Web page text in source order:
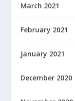
March 2021
February 2021
January 2021
December 2020